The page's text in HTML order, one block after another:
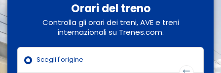
Orari del treno
Controlla gli orari dei treni, AVE e treni
internazionali su Trenes.com.